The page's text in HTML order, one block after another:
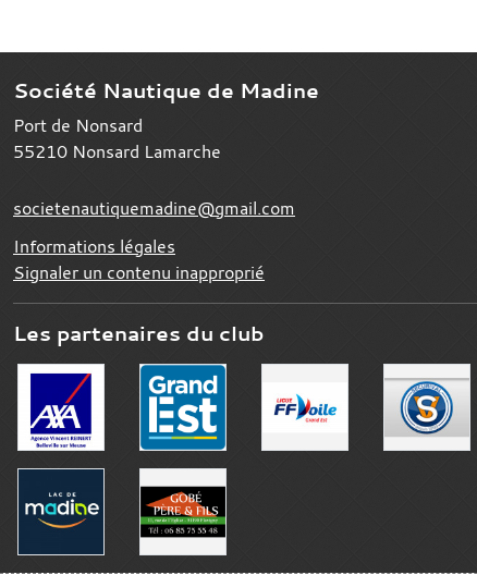
Société Nautique de Madine
Port de Nonsard
55210 Nonsard Lamarche
societenautiquemadine@gmail.com
Informations légales
Signaler un contenu inapproprié
Les partenaires du club